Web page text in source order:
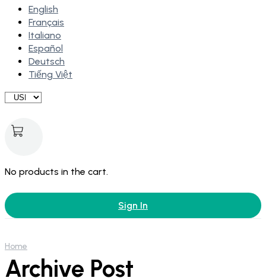
English
Français
Italiano
Español
Deutsch
Tiếng Việt
No products in the cart.
Sign In
Home
Archive Post